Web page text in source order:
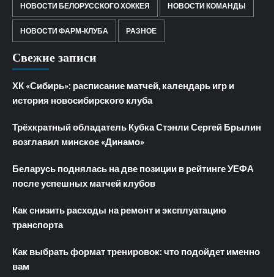
НОВОСТИ БЕЛОРУССКОГО ХОККЕЯ НОВОСТИ КОМАНДЫ
НОВОСТИ ФАРМ-КЛУБА РАЗНОЕ
Свежие записи
ХК «Сибирь»: расписание матчей, календарь игр и
история новосибирского клуба
Трёхкратный обладатель Кубка Стэнли Сергей Брылин
возглавил минское «Динамо»
Беларусь поднялась на две позиции в рейтинге УЕФА
после успешных матчей клубов
Как снизить расходы на ремонт и эксплуатацию
транспорта
Как выбрать формат тренировок: что подойдет именно
вам